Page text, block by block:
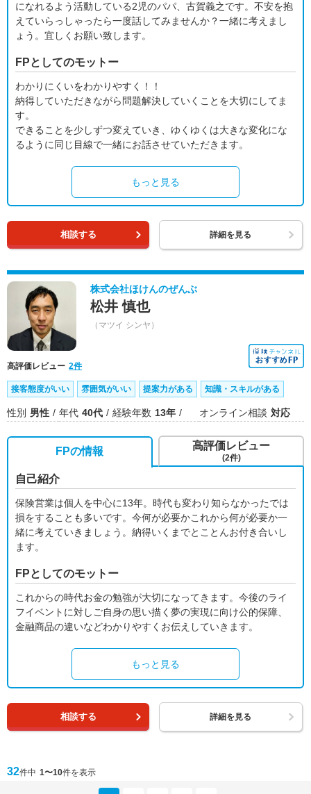
になれるよう活動している2児のパパ、古賀義之です。不安を抱
えていらっしゃったら一度話してみませんか？一緒に考えまし
ょう。宜しくお願い致します。
FPとしてのモットー
わかりにくいをわかりやすく！！
納得していただきながら問題解決していくことを大切にしてま
す。
できることを少しずつ変えていき、ゆくゆくは大きな変化にな
るように同じ目線で一緒にお話させていただきます。
もっと見る
相談する 詳細を見る
株式会社ほけんのぜんぶ
松井 慎也
（マツイ シンヤ）
高評価レビュー 2件
接客態度がいい 雰囲気がいい 提案力がある 知識・スキルがある
性別 男性 年代 40代 経験年数 13年 オンライン相談 対応
FPの情報
自己紹介
保険営業は個人を中心に13年。時代も変わり知らなかったでは
損をすることも多いです。今何が必要かこれから何が必要か一
緒に考えていきましょう。納得いくまでとことんお付き合いし
ます。
FPとしてのモットー
これからの時代お金の勉強が大切になってきます。今後のライ
フイベントに対しご自身の思い描く夢の実現に向け公的保障、
金融商品の違いなどわかりやすくお伝えしていきます。
もっと見る
高評価レビュー
(2件)
相談する 詳細を見る
32件中 1〜10件を表示